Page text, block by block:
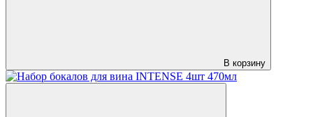
В корзину